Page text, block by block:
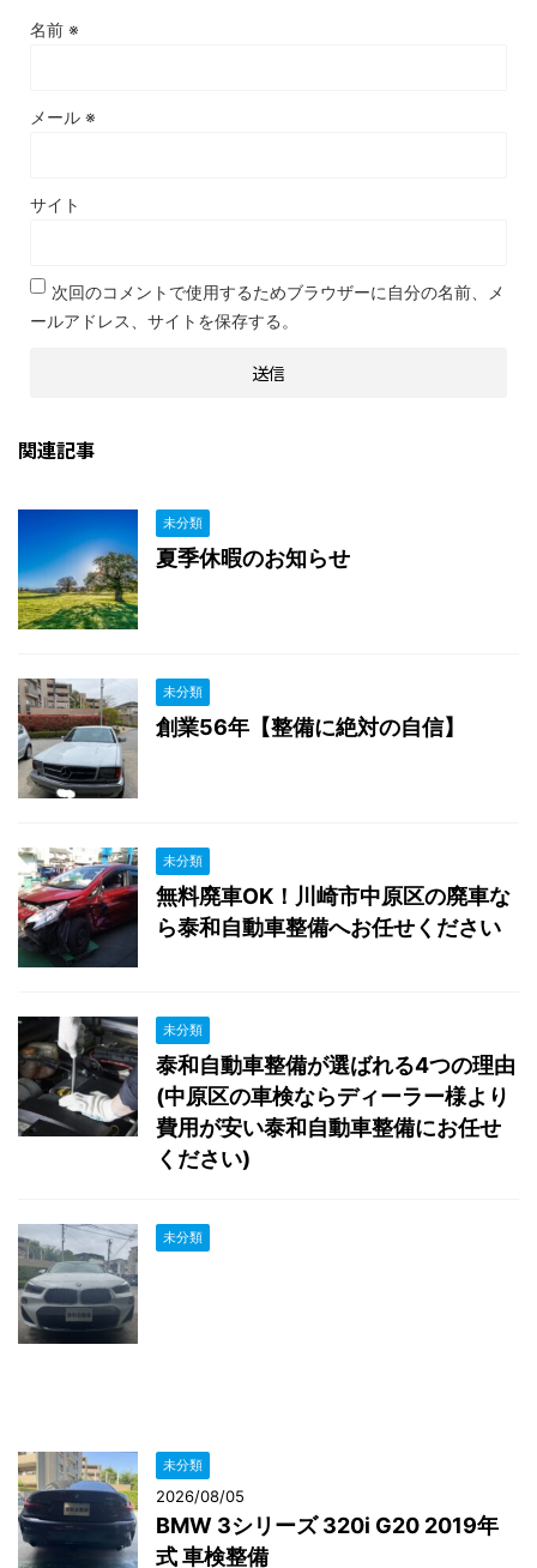
名前 ※
メール ※
サイト
次回のコメントで使用するためブラウザーに自分の名前、メ
ールアドレス、サイトを保存する。
関連記事
未分類
夏季休暇のお知らせ
未分類
創業56年【整備に絶対の自信】
未分類
無料廃車OK！川崎市中原区の廃車な
ら泰和自動車整備へお任せください
未分類
泰和自動車整備が選ばれる4つの理由
(中原区の車検ならディーラー様より
費用が安い泰和自動車整備にお任せ
ください)
未分類
未分類
2026/08/05
BMW 3シリーズ 320i G20 2019年
式 車検整備